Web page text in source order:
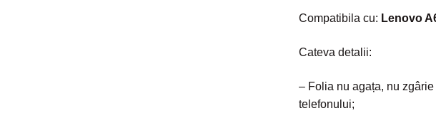
Compatibila cu: Lenovo
Cateva detalii:
– Folia nu agața, nu
telefonului;